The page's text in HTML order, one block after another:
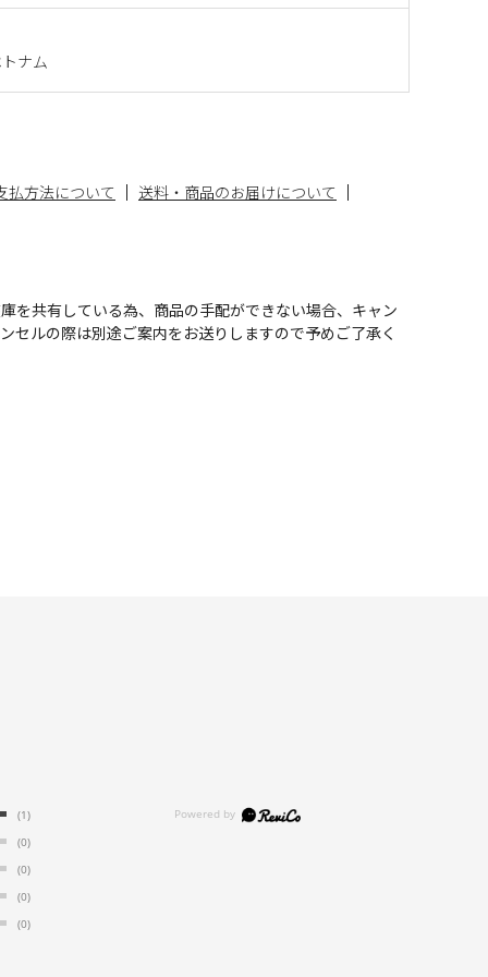
ナム
払方法について
送料・商品のお届けについて
を共有している為、商品の手配ができない場合、キャン
セルの際は別途ご案内をお送りしますので予めご了承く
(1)
(0)
(0)
(0)
(0)